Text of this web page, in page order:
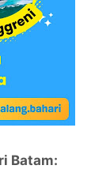
Batam: